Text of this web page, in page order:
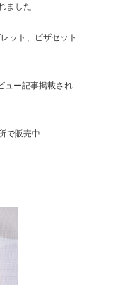
ました
ット、ピザセット
ュー記事掲載され
で販売中